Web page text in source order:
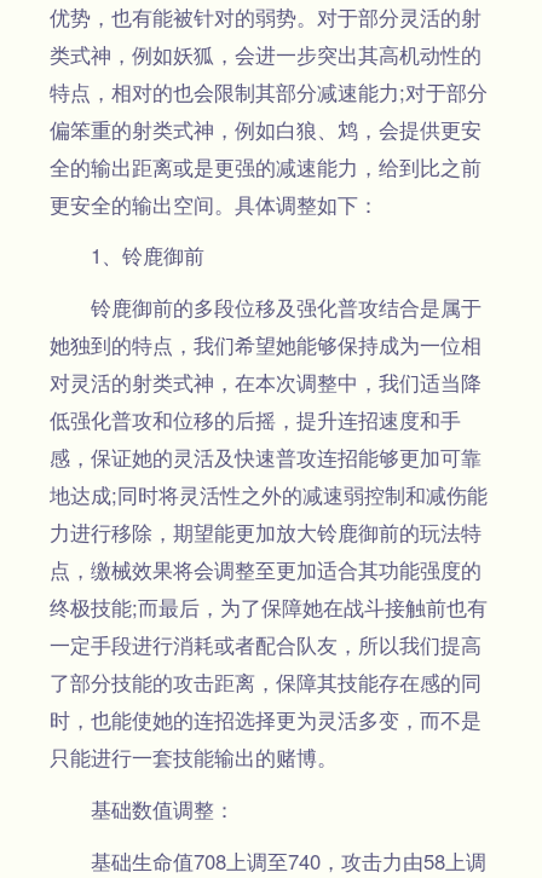
优势，也有能被针对的弱势。对于部分灵活的射
类式神，例如妖狐，会进一步突出其高机动性的
特点，相对的也会限制其部分减速能力;对于部分
偏笨重的射类式神，例如白狼、鸩，会提供更安
全的输出距离或是更强的减速能力，给到比之前
更安全的输出空间。具体调整如下：
1、铃鹿御前
铃鹿御前的多段位移及强化普攻结合是属于
她独到的特点，我们希望她能够保持成为一位相
对灵活的射类式神，在本次调整中，我们适当降
低强化普攻和位移的后摇，提升连招速度和手
感，保证她的灵活及快速普攻连招能够更加可靠
地达成;同时将灵活性之外的减速弱控制和减伤能
力进行移除，期望能更加放大铃鹿御前的玩法特
点，缴械效果将会调整至更加适合其功能强度的
终极技能;而最后，为了保障她在战斗接触前也有
一定手段进行消耗或者配合队友，所以我们提高
了部分技能的攻击距离，保障其技能存在感的同
时，也能使她的连招选择更为灵活多变，而不是
只能进行一套技能输出的赌博。
基础数值调整：
基础生命值708上调至740，攻击力由58上调